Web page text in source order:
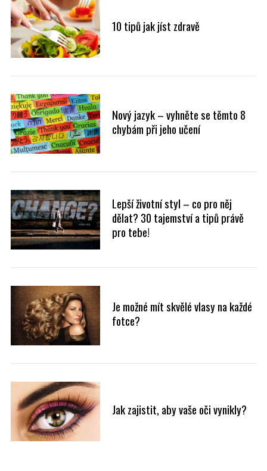
10 tipů jak jíst zdravě
Nový jazyk – vyhněte se těmto 8
chybám při jeho učení
Lepší životní styl – co pro něj
dělat? 30 tajemství a tipů právě
pro tebe!
Je možné mít skvělé vlasy na každé
fotce?
Jak zajistit, aby vaše oči vynikly?